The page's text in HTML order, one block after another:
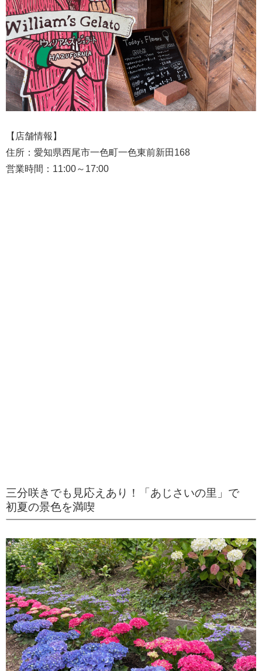
【店舗情報】
住所：愛知県西尾市一色町一色東前新田168
営業時間：11:00～17:00
三分咲きでも見応えあり！「あじさいの里」で
初夏の景色を満喫